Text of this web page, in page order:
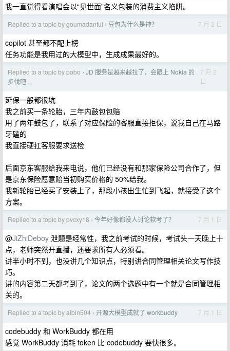
我一直觉得看演唱会以“见世面”名义包装的消费主义陷阱。
Replied to a topic by goumadantui › 豆包为什么是神？ 7 月 2 日
copilot 甚至都不配上榜
任务功能是我用过的大模型中，生成成果最好的。
Replied to a topic by pobo › JD 服务是越来越拉了，会跟上 Nokia 的
步伐吧....
7 月 2
日
延保一般都很坑
我之前买一条轮胎，三年内鼓包包赔
用了两年鼓包了，联系了对应保险的客服直接拒保，说我自己在马路
牙磕的
我直接硬扛客服要求送检
后面京东客服给我来电说，他们已经没有和那家保险公司合作了，但
是京东保险愿意赔当初购买价格的 50%给我。
我新轮胎已经买了安装上了，那段小孩出生忙到飞起，就接受了这个
方案。
Replied to a topic by pvcxy18 › 今年好像都没人讨论软考了？ 7 月 1 日
@JiZhiDeboy 泄题是经常性，我之前考试的时候，考试头一天晚上十
点，老师突然开直播，还要求所有人必须看。
讲半小时不到，也没讲几个知识点，特别讲合同管理相关论文写作技
巧。
讲的内容第二天都考到了，论文的两个选题中有一个就是合同管理相
关的。
Replied to a topic by albin504 › 开源大模型成就了 workbuddy 7 月 1 日
codebuddy 和 WorkBuddy 都在用
感觉 WorkBuddy 消耗 token 比 codebuddy 要快很多。